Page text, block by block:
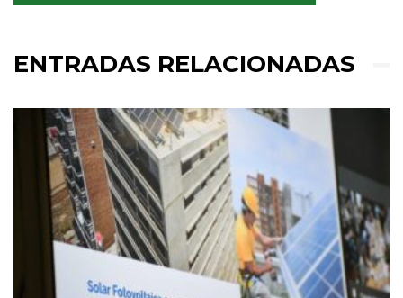
ENTRADAS RELACIONADAS